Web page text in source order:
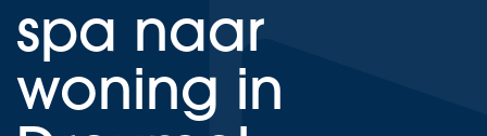
spa naar
woning in